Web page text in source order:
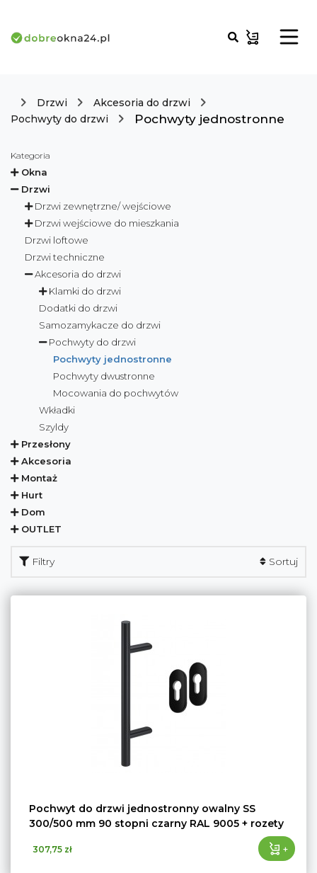
Drzwi
Akcesoria do drzwi
Pochwyty do drzwi
Pochwyty jednostronne
Kategoria
Okna
Drzwi
Drzwi zewnętrzne/ wejściowe
Drzwi wejściowe do mieszkania
Drzwi loftowe
Drzwi techniczne
Akcesoria do drzwi
Klamki do drzwi
Dodatki do drzwi
Samozamykacze do drzwi
Pochwyty do drzwi
Pochwyty jednostronne
Pochwyty dwustronne
Mocowania do pochwytów
Wkładki
Szyldy
Przesłony
Akcesoria
Montaż
Hurt
Dom
OUTLET
Filtry Sortuj
Pochwyt do drzwi jednostronny owalny SS
300/500 mm 90 stopni czarny RAL 9005 + rozety
307,75 zł +